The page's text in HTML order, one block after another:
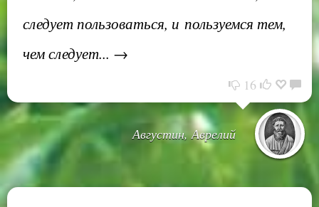
следует пользоваться, и пользуемся тем,
чем следует... →
16
Августин, Аврелий